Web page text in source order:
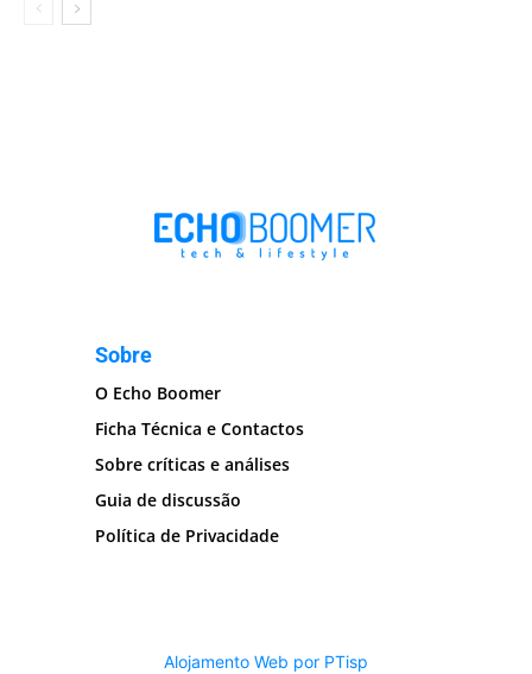
Sobre
O Echo Boomer
Ficha Técnica e Contactos
Sobre críticas e análises
Guia de discussão
Política de Privacidade
Alojamento Web por PTisp